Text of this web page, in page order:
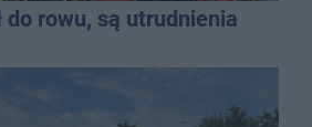
do rowu, są utrudnienia